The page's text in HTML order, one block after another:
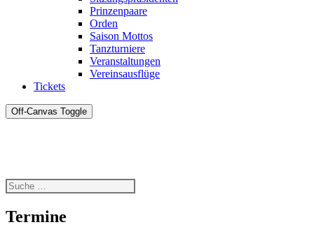
Prinzenpaare
Orden
Saison Mottos
Tanzturniere
Veranstaltungen
Vereinsausflüge
Tickets
Off-Canvas Toggle
Termine